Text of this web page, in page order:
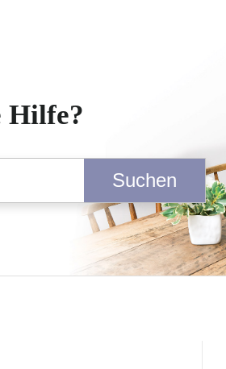
Hilfe?
Suchen